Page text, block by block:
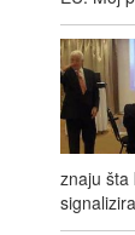
znaju šta